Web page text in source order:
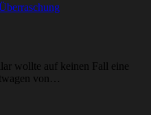
wollte auf keinen Fall eine
von…